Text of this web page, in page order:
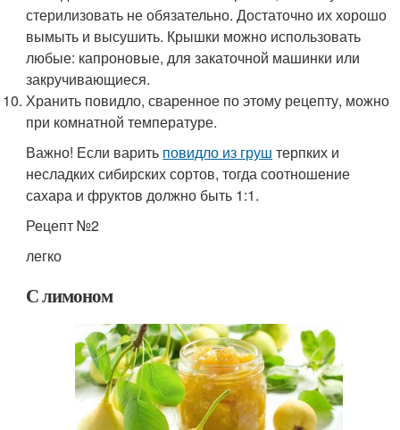
стерилизовать не обязательно. Достаточно их хорошо
вымыть и высушить. Крышки можно использовать
любые: капроновые, для закаточной машинки или
закручивающиеся.
Хранить повидло, сваренное по этому рецепту, можно
при комнатной температуре.
Важно! Если варить повидло из груш терпких и
несладких сибирских сортов, тогда соотношение
сахара и фруктов должно быть 1:1.
Рецепт №2
легко
С лимоном